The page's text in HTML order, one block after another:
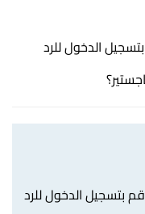
الدخول للرد
قم بتسجيل الدخول للرد